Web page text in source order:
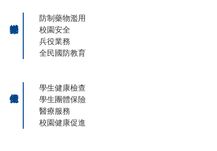
防制藥物濫用
校園安全
兵役業務
全民國防教育
學生健康檢查
學生團體保險
醫療服務
校園健康促進